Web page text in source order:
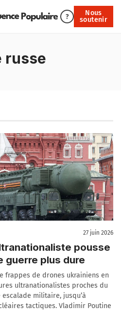
?
Nous
soutenir
soutenir
russe
27 juin 2026
pousse
guerre plus dure
frappes de drones ukrainiens en
ultranationalistes proches du
militaire, jusqu’à
tactiques. Vladimir Poutine